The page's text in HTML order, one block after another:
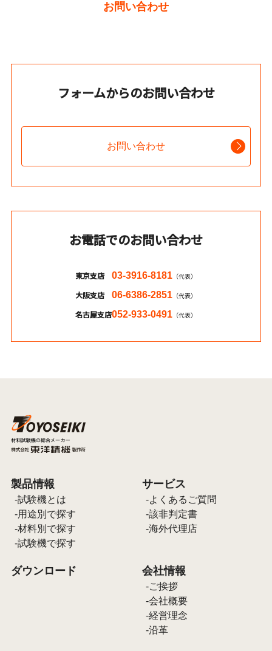
お問い合わせ
フォームからのお問い合わせ
お問い合わせ
お電話でのお問い合わせ
東京支店 03-3916-8181 （代表）
大阪支店 06-6386-2851 （代表）
名古屋支店052-933-0491 （代表）
製品情報
試験機とは
用途別で探す
材料別で探す
試験機で探す
サービス
よくあるご質問
該非判定書
海外代理店
ダウンロード 会社情報
ご挨拶
会社概要
経営理念
沿革